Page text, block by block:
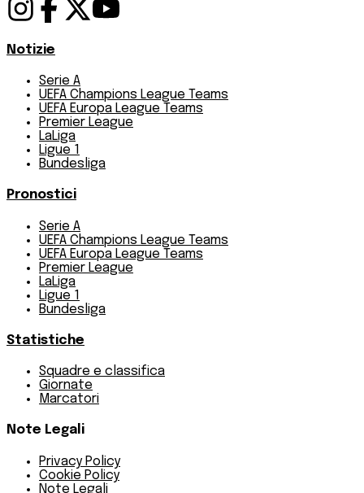
Notizie
Serie A
UEFA Champions League Teams
UEFA Europa League Teams
Premier League
LaLiga
Ligue 1
Bundesliga
Pronostici
Serie A
UEFA Champions League Teams
UEFA Europa League Teams
Premier League
LaLiga
Ligue 1
Bundesliga
Statistiche
Squadre e classifica
Giornate
Marcatori
Note Legali
Privacy Policy
Cookie Policy
Note Legali